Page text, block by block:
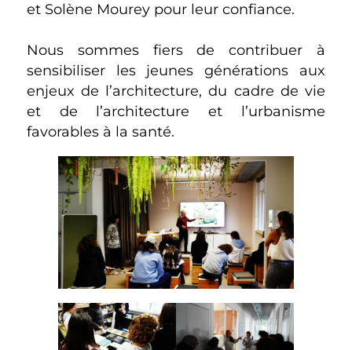
et Solène Mourey pour leur confiance.
Nous sommes fiers de contribuer à
sensibiliser les jeunes générations aux
enjeux de l’architecture, du cadre de vie
et de l’architecture et l’urbanisme
favorables à la santé.